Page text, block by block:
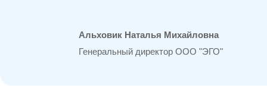
Альховик Наталья Михайловна
Генеральный директор ООО "ЭГО"